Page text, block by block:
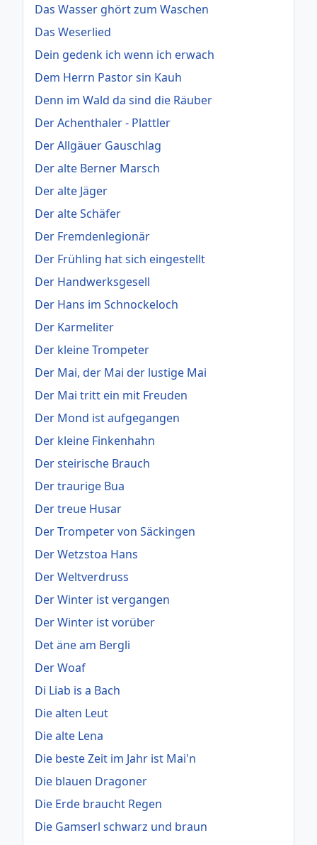
Das Wasser ghört zum Waschen
Das Weserlied
Dein gedenk ich wenn ich erwach
Dem Herrn Pastor sin Kauh
Denn im Wald da sind die Räuber
Der Achenthaler - Plattler
Der Allgäuer Gauschlag
Der alte Berner Marsch
Der alte Jäger
Der alte Schäfer
Der Fremdenlegionär
Der Frühling hat sich eingestellt
Der Handwerksgesell
Der Hans im Schnockeloch
Der Karmeliter
Der kleine Trompeter
Der Mai, der Mai der lustige Mai
Der Mai tritt ein mit Freuden
Der Mond ist aufgegangen
Der kleine Finkenhahn
Der steirische Brauch
Der traurige Bua
Der treue Husar
Der Trompeter von Säckingen
Der Wetzstoa Hans
Der Weltverdruss
Der Winter ist vergangen
Der Winter ist vorüber
Det äne am Bergli
Der Woaf
Di Liab is a Bach
Die alten Leut
Die alte Lena
Die beste Zeit im Jahr ist Mai'n
Die blauen Dragoner
Die Erde braucht Regen
Die Gamserl schwarz und braun